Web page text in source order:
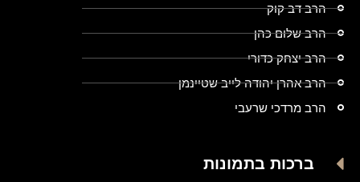
הרב דב קוק
הרב שלום כהן
הרב יצחק כדורי
הרב אהרן יהודה לייב שטיינמן
הרב מרדכי שרעבי
ברכות בתמונות